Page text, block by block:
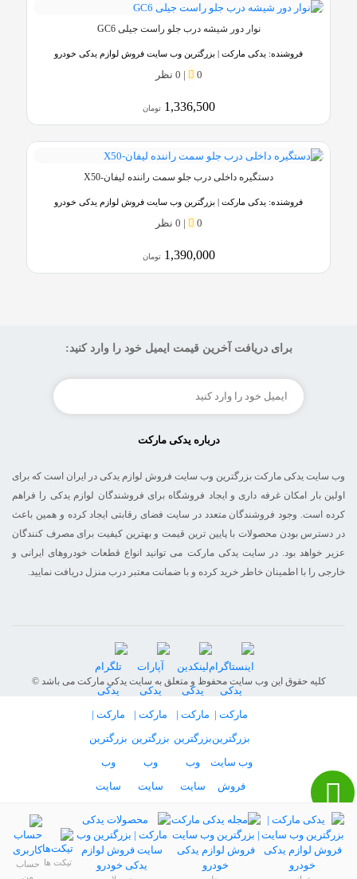
نوار دور شیشه درب جلو راست جیلی GC6
فروشنده: یدکی مارکت | بزرگترین وب سایت فروش لوازم یدکی خودرو
0
| 0 نظر
1,336,500 تومان
دستگیره داخلی درب جلو سمت راننده لیفان-X50
فروشنده: یدکی مارکت | بزرگترین وب سایت فروش لوازم یدکی خودرو
0
| 0 نظر
1,390,000 تومان
برای دریافت آخرین قیمت ایمیل خود را وارد کنید:
درباره یدکی مارکت
وب سایت یدکی مارکت بزرگترین وب سایت فروش لوازم یدکی در ایران است که برای
اولین بار امکان غرفه داری و ایجاد فروشگاه برای فروشندگان لوازم یدکی را فراهم
کرده است. وجود فروشندگان متعدد در سایت فضای رقابتی ایجاد کرده و همین باعث
در دسترس بودن محصولات با پایین ترین قیمت و بهترین کیفیت برای مصرف کنندگان
عزیر خواهد بود. در سایت یدکی مارکت می توانید انواع قطعات خودروهای ایرانی و
خارجی را با اطمینان خاطر خرید کرده و با ضمانت معتبر درب منزل دریافت نمایید.
© کلیه حقوق این وب سایت محفوظ و متعلق به سایت یدکی مارکت می باشد
تیکت ها
حساب
من